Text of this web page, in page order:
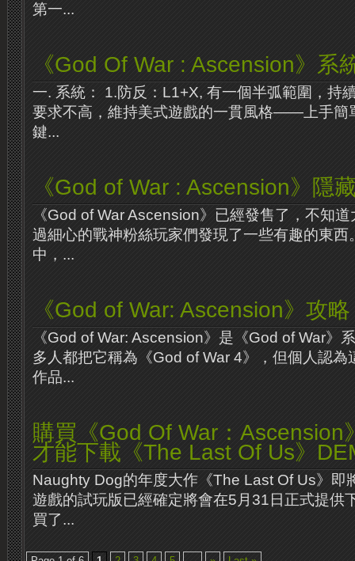
第一...
《God Of War : Ascension》系
一. 系統： 1.防反：L1+X, 有一個半弧範圍，持
要求不高，維持美式遊戲的一貫風格——上手簡
鍵...
《God of War : Ascension》隱
《God of War Ascension》已經發售了，不知
過細心的戰神粉絲玩家們發現了一些有趣的東西
中，...
《God of War: Ascension》攻略
《God of War: Ascension》是《God of War》
多人都把它稱為《God of War 4》，但個人認為
作品...
購買《God Of War：Ascension
才能下載《The Last Of Us》
Naughty Dog的年度大作《The Last Of Us》即
遊戲的試玩版已經確定將會在5月31日正式提供
買了...